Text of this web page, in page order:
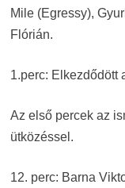
Mile (Egressy),
Flórián.
1.perc: Elkezdődött
Az első percek az
ütközéssel.
12. perc: Barna